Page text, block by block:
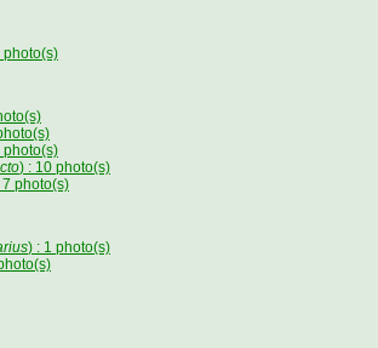
photo(s)
photo(s)
) : 10 photo(s)
7 photo(s)
) : 1 photo(s)